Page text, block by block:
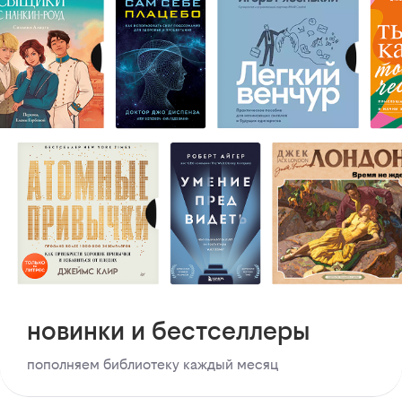
новинки и бестселлеры
пополняем библиотеку каждый месяц